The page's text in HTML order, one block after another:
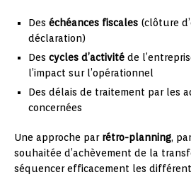
Des échéances fiscales (clôture
déclaration)
Des cycles d’activité de
l’impact sur l’opérationnel
Des délais de traitement par les
concernées
Une approche par rétro-planning,
souhaitée d’achèvement de la
séquencer efficacement les